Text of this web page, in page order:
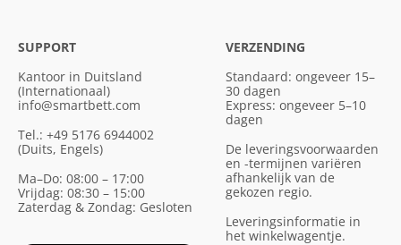
SUPPORT
Kantoor in Duitsland
(Internationaal)
info@smartbett.com
Tel.: +49 5176 6944002
(Duits, Engels)
Ma–Do: 08:00 – 17:00
Vrijdag: 08:30 – 15:00
Zaterdag & Zondag: Gesloten
VERZENDING
Standaard: ongeveer 15–
30 dagen
Express: ongeveer 5–10
dagen
De leveringsvoorwaarden
en -termijnen variëren
afhankelijk van de
gekozen regio.
Leveringsinformatie in
het winkelwagentje.